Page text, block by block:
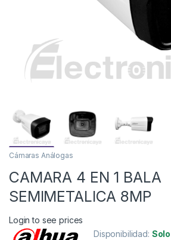
Cámaras Análogas
CAMARA 4 EN 1 BALA
SEMIMETALICA 8MP
Login to see prices
Disponibilidad: